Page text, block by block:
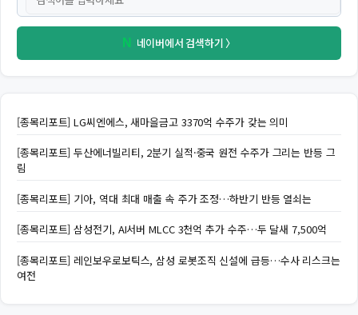
N 네이버에서 검색하기 〉
[종목리포트] LG씨엔에스, 새마을금고 3370억 수주가 갖는 의미
[종목리포트] 두산에너빌리티, 2분기 실적·중국 원전 수주가 그리는 반등 그
림
[종목리포트] 기아, 역대 최대 매출 속 주가 조정…하반기 반등 열쇠는
[종목리포트] 삼성전기, AI서버 MLCC 3천억 추가 수주…두 달새 7,500억
[종목리포트] 레인보우로보틱스, 삼성 로봇조직 신설에 급등…수사 리스크는
여전